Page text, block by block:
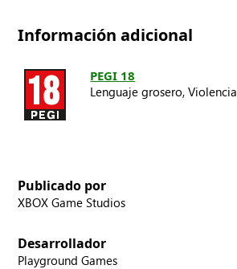
Información adicional
PEGI 18
Lenguaje grosero, Violencia
Publicado por
XBOX Game Studios
Desarrollador
Playground Games